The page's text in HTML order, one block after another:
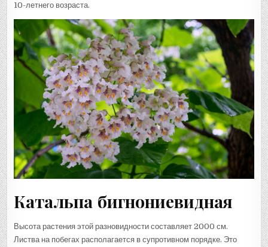
10-летнего возраста.
Катальпа бигнониевидная
Высота растения этой разновидности составляет 2000 см.
Листва на побегах располагается в супротивном порядке. Это